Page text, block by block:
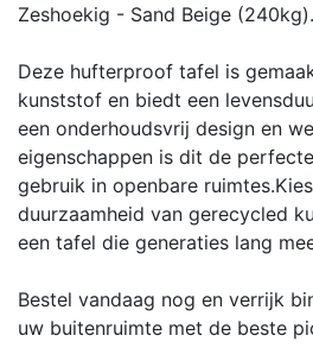
Zeshoekig - Sand Beige (240kg).
Deze hufterproof tafel is
kunststof en biedt een
een onderhoudsvrij design en
eigenschappen is dit de
gebruik in openbare
duurzaamheid van gerecycled
een tafel die generaties lang
Bestel vandaag nog en verrijk
uw buitenruimte met de beste